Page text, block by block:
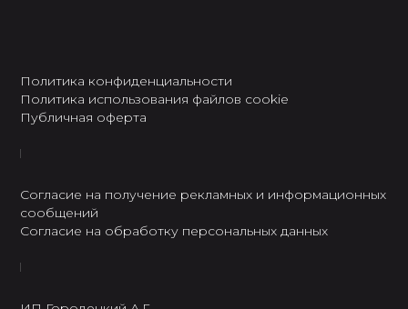
Политика конфиденциальности
Политика использования файлов cookie
Публичная оферта
Согласие на получение рекламных и информационных
сообщений
Согласие на обработку персональных данных